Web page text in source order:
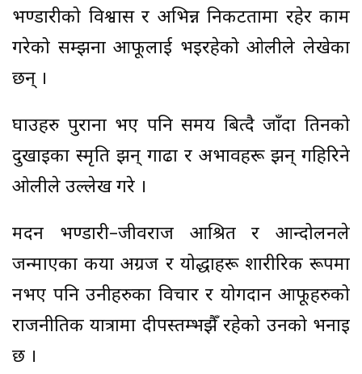
भण्डारीको विश्वास र अभिन्न निकटतामा रहेर काम
गरेको सम्झना आफूलाई भइरहेको ओलीले लेखेका
छन् ।
घाउहरु पुराना भए पनि समय बित्दै जाँदा तिनको
दुखाइका स्मृति झन् गाढा र अभावहरू झन् गहिरिने
ओलीले उल्लेख गरे ।
मदन भण्डारी–जीवराज आश्रित र आन्दोलनले
जन्माएका कयौं अग्रज र योद्धाहरू शारीरिक रूपमा
नभए पनि उनीहरुका विचार र योगदान आफूहरुको
राजनीतिक यात्रामा दीपस्तम्भझैँ रहेको उनको भनाइ
छ ।